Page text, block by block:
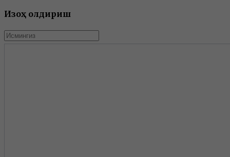
Изоҳ қолдириш